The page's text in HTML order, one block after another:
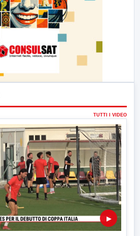
TUTTI I VIDEO
▶